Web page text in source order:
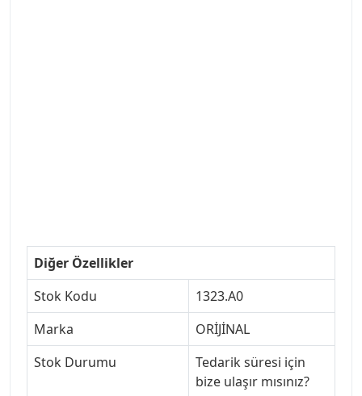
Diğer Özellikler
Stok Kodu
1323.A0
Marka
ORİJİNAL
Stok Durumu
Tedarik süresi için
bize ulaşır mısınız?